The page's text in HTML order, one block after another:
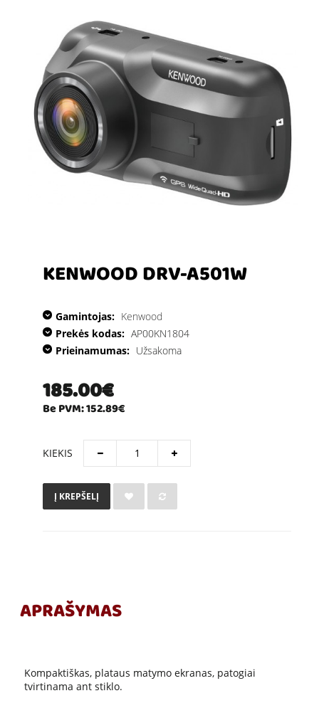
KENWOOD DRV-A501W
Gamintojas: Kenwood
Prekės kodas: AP00KN1804
Prieinamumas: Užsakoma
185.00€
Be PVM: 152.89€
KIEKIS
Į KREPŠELĮ
APRAŠYMAS
Kompaktiškas, plataus matymo ekranas, patogiai
tvirtinama ant stiklo.